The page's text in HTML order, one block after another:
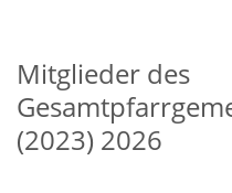
Mitglieder des
(2023) 2026